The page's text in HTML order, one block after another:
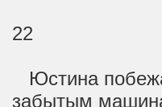
22
Юстина
забытым